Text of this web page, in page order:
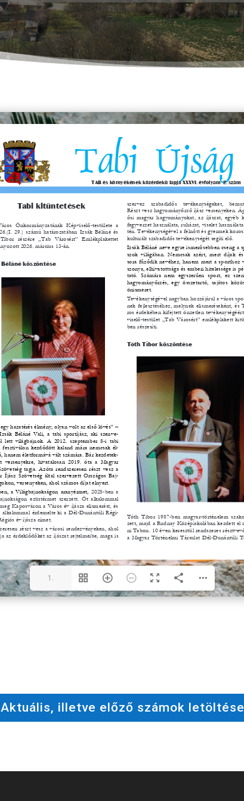
1.
oldal(1/12)
Aktuális, illetve előző számok letöltése